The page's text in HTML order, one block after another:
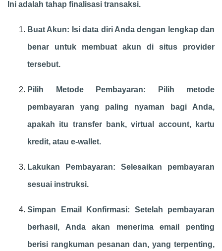
Ini adalah tahap finalisasi transaksi.
Buat Akun: Isi data diri Anda dengan lengkap dan
benar untuk membuat akun di situs provider
tersebut.
Pilih Metode Pembayaran: Pilih metode
pembayaran yang paling nyaman bagi Anda,
apakah itu transfer bank, virtual account, kartu
kredit, atau e-wallet.
Lakukan Pembayaran: Selesaikan pembayaran
sesuai instruksi.
Simpan Email Konfirmasi: Setelah pembayaran
berhasil, Anda akan menerima email penting
berisi rangkuman pesanan dan, yang terpenting,